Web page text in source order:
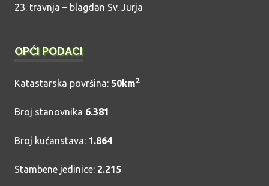
23. travnja – blagdan Sv. Jurja
OPĆI PODACI
Katastarska površina: 50km2
Broj stanovnika 6.381
Broj kućanstava: 1.864
Stambene jedinice: 2.215